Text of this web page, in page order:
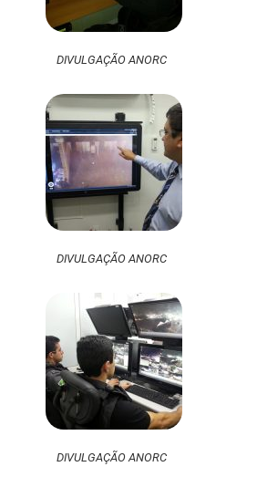
DIVULGAÇÃO ANORC
DIVULGAÇÃO ANORC
DIVULGAÇÃO ANORC